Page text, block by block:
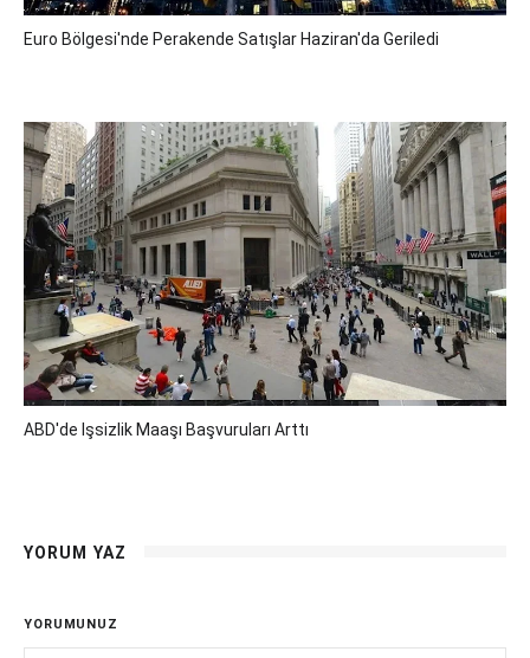
Euro Bölgesi'nde Perakende Satışlar Haziran'da Geriledi
ABD'de Işsizlik Maaşı Başvuruları Arttı
YORUM YAZ
YORUMUNUZ